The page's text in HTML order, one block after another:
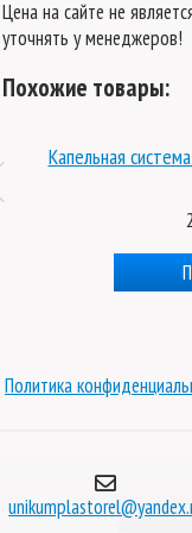
Цена на сайте не
уточнять у менеджеров!
Похожие товары:
Капельная
Политика